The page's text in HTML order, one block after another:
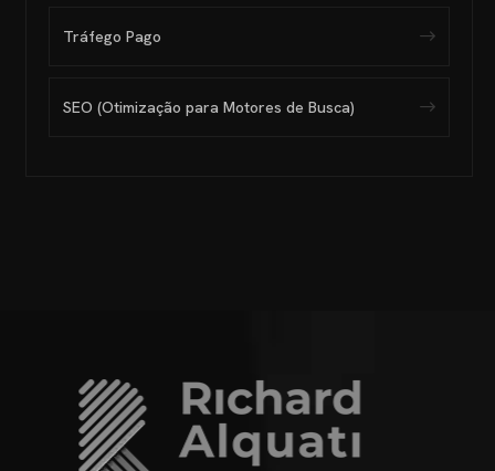
Tráfego Pago
SEO (Otimização para Motores de Busca)